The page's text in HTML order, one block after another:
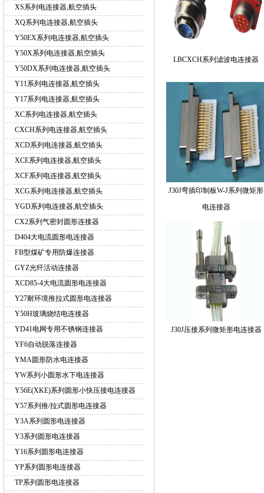
XS系列电连接器,航空插头
XQ系列电连接器,航空插头
Y50EX系列电连接器,航空插头
Y50X系列电连接器,航空插头
Y50DX系列电连接器,航空插头
Y11系列电连接器,航空插头
Y17系列电连接器,航空插头
XC系列电连接器,航空插头
CXCH系列电连接器,航空插头
XCD系列电连接器,航空插头
XCE系列电连接器,航空插头
XCF系列电连接器,航空插头
XCG系列电连接器,航空插头
YGD系列电连接器,航空插头
CX2系列气密封圆形连接器
D404大电流圆形电连接器
FB型煤矿专用防爆连接器
GYZ光纤活动连接器
XCD85-4大电流圆形电连接器
Y27耐环境推拉式圆形电连接器
Y50H玻璃烧结电连接器
YD41电网专用不锈钢连接器
YF6自动脱落连接器
YMA圆形防水电连接器
YW系列小圆形水下电连接器
Y56E(XKE)系列圆形小快压接电连接器
Y57系列推/拉式圆形电连接器
Y3A系列圆形电连接器
Y3系列圆形电连接器
Y16系列圆形电连接器
YP系列圆形电连接器
TP系列圆形电连接器
LBCXCH系列滤波电连接器
J30J弯插印制板W-J系列微矩形
电连接器
J30J压接系列微矩形电连接器